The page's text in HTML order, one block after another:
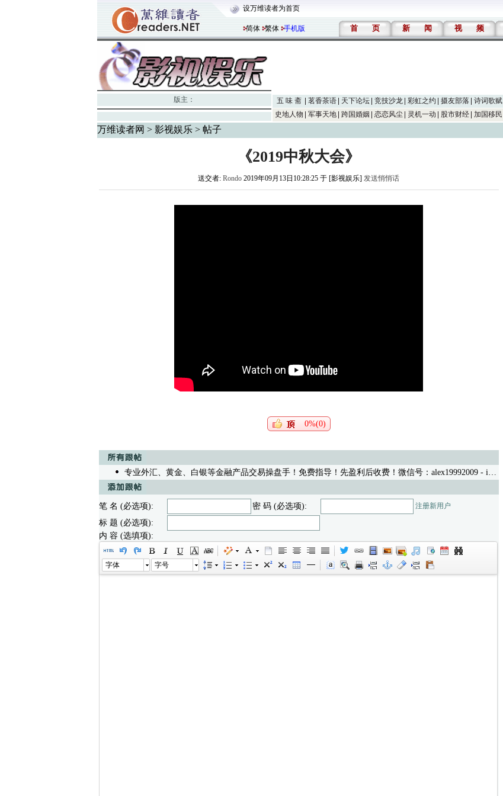
设万维读者为首页
简体 繁体 手机版 首 页 新 闻 视 频
版主： 五 味 斋 茗香茶语 天下论坛 竞技沙龙 彩虹之约 摄友部落 诗词歌赋
史地人物
军事天地 跨国婚姻 恋恋风尘 灵机一动 股市财经 加国移民
万维读者网 > 影视娱乐> 帖子
《2019中秋大会》
送交者: Rondo 2019年09月13日10:28:25 于 [影视娱乐] 发送悄悄话
0%(0)
专业外汇、黄金、白银等金融产品交易操盘手！免费指导！先盈利后收费！微信号：alex19992009- iwww 03/27/21 (423)
笔 名 (必选项): 密 码 (必选项): 注册新用户
标 题 (必选项):
内 容 (选填项):
字体 字号